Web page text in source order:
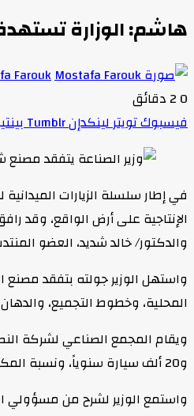
هاشم: الوزارة
Farouk
0
فيسبوكتويترلينكدإن
في إطار سلسلة الزيارات
الإنتاجية على أرض الواقع، وقد
والدكتور/ خالد شديد، العضو
واستهل الوزير جولته بتفقد
المحلية، وخطوط التجميع، والدهان بالغمر،
و20 ألف سيارة سنوياً، ونسبة المكون المحلي 63.5% للأتوبيس السياحي، و70% للمينى باص و45% لسيارات الركوب، كما يوظف المجمع 1600 عاملاً.
واستمع الوزير لشرح من مسؤولي